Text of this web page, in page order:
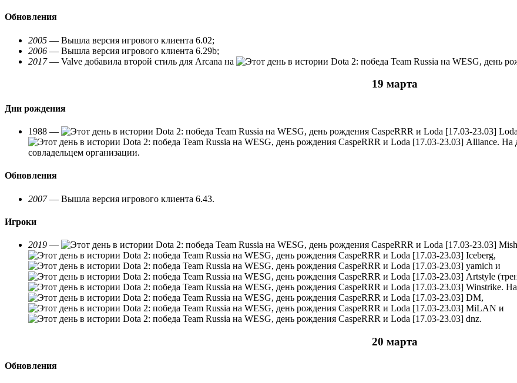
Обновления
2005 — Вышла версия игрового клиента 6.02;
2006 — Вышла версия игрового клиента 6.29b;
2017— Valve добавила второй стиль для Arcana на
19 марта
Дни рождения
1988 —
Alliance. На
совладельцем организации.
Обновления
2007— Вышла версия игрового клиента 6.43.
Игроки
2019 —
Iceberg,
yamich и
Artstyle
Winstrike.
DM,
MiLAN и
dnz.
20 марта
Обновления